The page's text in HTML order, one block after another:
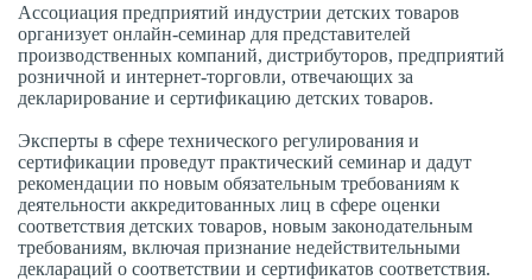
Ассоциация предприятий индустрии детских товаров
организует онлайн-семинар для представителей
производственных компаний, дистрибуторов, предприятий
розничной и интернет-торговли, отвечающих за
декларирование и сертификацию детских товаров.
Эксперты в сфере технического регулирования и
сертификации проведут практический семинар и дадут
рекомендации по новым обязательным требованиям к
деятельности аккредитованных лиц в сфере оценки
соответствия детских товаров, новым законодательным
требованиям, включая признание недействительными
деклараций о соответствии и сертификатов соответствия.